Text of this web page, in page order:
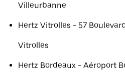
Villeurbanne
Hertz Vitrolles - 57
Vitrolles
Hertz Bordeaux - Aéroport